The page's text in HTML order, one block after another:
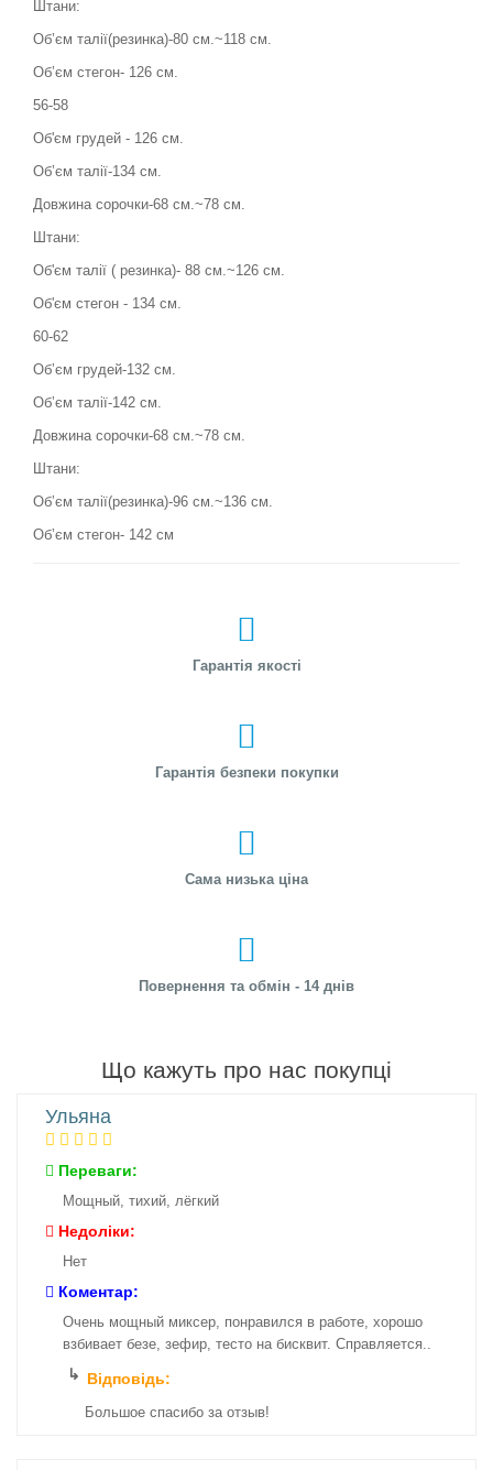
Штани:
Об’єм талії(резинка)-80 см.~118 см.
Об’єм стегон- 126 см.
56-58
Об'єм грудей - 126 см.
Обʼєм талії-134 см.
Довжина сорочки-68 см.~78 см.
Штани:
Об'єм талії ( резинка)- 88 см.~126 см.
Об'єм стегон - 134 см.
60-62
Обʼєм грудей-132 см.
Обʼєм талії-142 см.
Довжина сорочки-68 см.~78 см.
Штани:
Обʼєм талії(резинка)-96 см.~136 см.
Обʼєм стегон- 142 см
Гарантія якості
Гарантія безпеки покупки
Сама низька ціна
Повернення та обмін - 14 днів
Що кажуть про нас покупці
Ульяна
Переваги:
Мощный, тихий, лёгкий
Недоліки:
Нет
Коментар:
Очень мощный миксер, понравился в работе, хорошо
взбивает безе, зефир, тесто на бисквит. Cправляется..
Відповідь:
Большое спасибо за отзыв!